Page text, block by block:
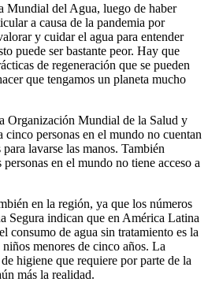
Mundial del Agua, luego de haber
a causa de la pandemia por
y cuidar el agua para entender
puede ser bastante peor. Hay que
de regeneración que se pueden
que tengamos un planeta mucho
Organización Mundial de la Salud y
personas en el mundo no cuentan
lavarse las manos. También
en el mundo no tiene acceso a
en la región, ya que los números
Segura indican que en América Latina
consumo de agua sin tratamiento es la
menores de cinco años. La
higiene que requiere por parte de la
más la realidad.